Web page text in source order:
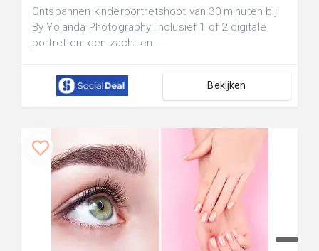
Ontspannen kinderportretshoot van 30 minuten bij
By Yolanda Photography, inclusief 1 of 2 digitale
portretten: een zacht en...
Bekijken